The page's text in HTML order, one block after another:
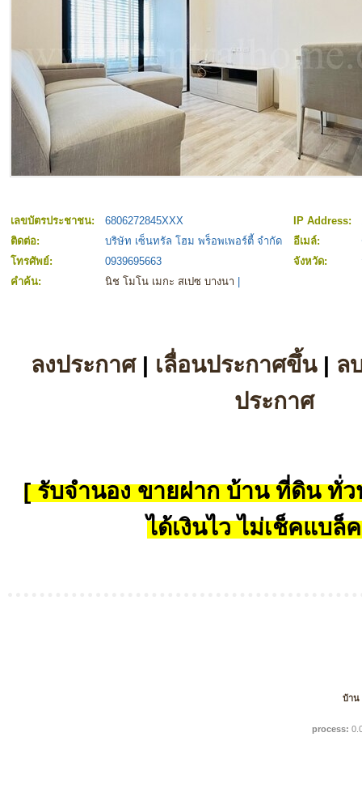
เลขบัตรประชาชน: 6806272845XXX IP Address:
ติดต่อ:
บริษัท เซ็นทรัล โฮม พร็อพเพอร์ตี้ จำกัด
อีเมล์:
โทรศัพย์:
0939695663 จังหวัด:
คำค้น:
นิช โมโน เมกะ สเปซ บางนา
ลงประกาศ| เลื่อนประกาศขึ้น| ล
ประกาศ
[ รับจำนอง ขายฝาก บ้าน ที่ดิน ทั่ว
ได้เงินไว ไม่เช็คแบล็
บ้าน
process: